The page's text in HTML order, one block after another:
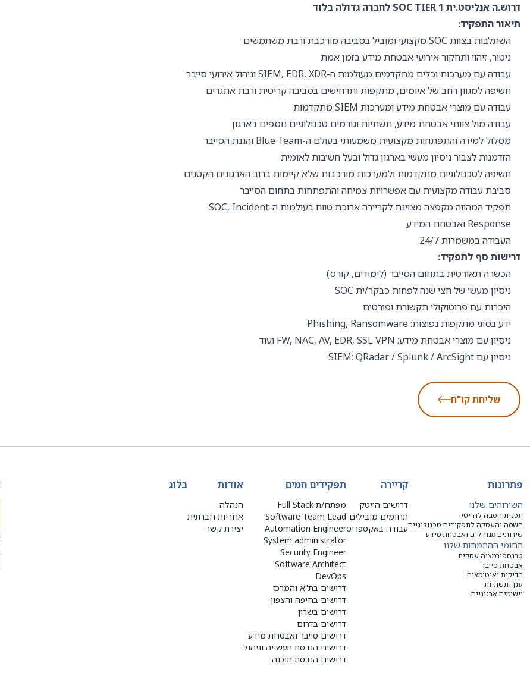
דרוש.ה אנליסט.ית SOC TIER 1 לחברה גדולה בלוד
תיאור התפקיד:
השתלבות בצוות SOC מקצועי ומוביל בסביבה מורכבת ורבת משתמשים
ניטור, זיהוי ותחקור אירועי אבטחת מידע בזמן אמת
עבודה עם מערכות וכלים מתקדמים מעולמות ה-SIEM, EDR, XDR וניהול אירועי סייבר
חשיפה למגוון רחב של איומים, מתקפות ותרחישים בסביבה קריטית ורבת אתגרים
עבודה עם מוצרי אבטחת מידע ומערכות SIEM מתקדמות
עבודה מול צוותי אבטחת מידע, תשתיות וגורמים טכנולוגיים נוספים בארגון
מסלול למידה והתפתחות מקצועית משמעותי בעולם ה-Blue Team והגנת הסייבר
הזדמנות לצבור ניסיון מעשי בארגון גדול ובעל חשיבות לאומית
חשיפה לטכנולוגיות מתקדמות ולמערכות מורכבות שלא קיימות ברוב הארגונים הקטנים
סביבת עבודה מקצועית עם אפשרויות צמיחה והתפתחות בתחום הסייבר
תפקיד המהווה מקפצה מצוינת לקריירה ארוכת טווח בעולמות ה-SOC, Incident
Response ואבטחת המידע
העבודה במשמרות 24/7
דרישות סף לתפקיד:
הכשרה תאורטית בתחום הסייבר (לימודים, קורס)
ניסיון מעשי של חצי שנה לפחות כבקר/ית SOC
היכרות עם פרוטוקולי תקשורת ופורטים
ידע בסוגי מתקפות נפוצות: Phishing, Ransomware
ניסיון עם מוצרי אבטחת מידע: FW, NAC, AV, EDR, SSL VPN ועוד
ניסיון עם SIEM: QRadar / Splunk / ArcSight
שליחת קו"ח
פתרונות
השירותים שלנו
תכנית הסבה להייטק
השמה והעסקה לתפקידים טכנולוגיים
שירותים מנוהלים ואבטחת מידע
תחומי ההתמחות שלנו
טרנספורמציה עסקית
אבטחת סייבר
בדיקות ואוטומציה
ענן ותשתיות
יישומים ארגוניים
קריירה
דרושים הייטק
תחומים מובילים
עבודה באקספריס
תפקידים חמים
מפתח/ת Full Stack
Software Team Lead
Automation Engineer
System administrator
Security Engineer
Software Architect
DevOps
דרושים בת"א והמרכז
דרושים בחיפה והצפון
דרושים בשרון
דרושים בדרום
דרושים סייבר ואבטחת מידע
דרושים הנדסת תעשייה וניהול
דרושים הנדסת תוכנה
אודות
הנהלה
אחריות חברתית
יצירת קשר
בלוג